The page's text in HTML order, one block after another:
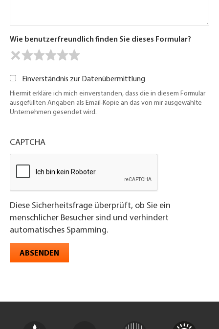
Wie benutzerfreundlich finden Sie dieses Formular?
Einverständnis zur Datenübermittlung
Hiermit erkläre ich mich einverstanden, dass die in diesem Formular
ausgefüllten Angaben als Email-Kopie an das von mir ausgewählte
Unternehmen gesendet wird.
CAPTCHA
Diese Sicherheitsfrage überprüft, ob Sie ein
menschlicher Besucher sind und verhindert
automatisches Spamming.
ABSENDEN